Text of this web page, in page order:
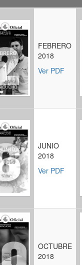
FEBRERO
2018
Ver PDF
JUNIO
2018
Ver PDF
OCTUBRE
2018